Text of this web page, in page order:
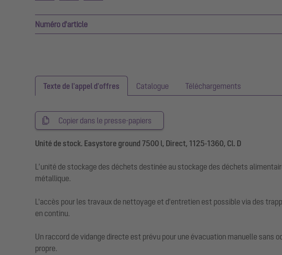
Numéro d'article
Texte de l'appel d'offres Catalogue Téléchargements
Copier dans le presse-papiers
Unité de stock. Easystore ground 7500 l, Direct, 1125-1360, Cl. D
L’unité de stockage des déchets destinée au stockage des déchets
métallique.
L'accès pour les travaux de nettoyage et d'entretien est possible via des
en continu.
Un raccord de vidange directe est prévu pour une évacuation manuelle sans
propre.